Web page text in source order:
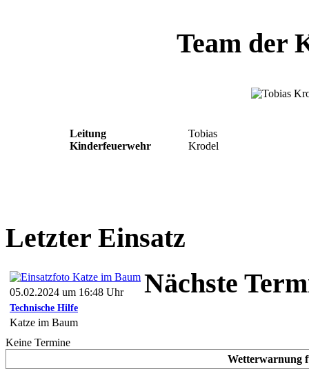
Team der
Leitung
Kinderfeuerwehr
Tobias
Krodel
Letzter Einsatz
05.02.2024 um 16:48 Uhr
Technische Hilfe
Katze im Baum
Nächste
Keine Termine
Wetterwarnung